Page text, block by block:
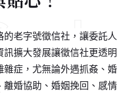
老字號徵信社，讓委託人
擴大發展讓徵信社更透明
症，尤無論外遇抓姦、婚
婚協助、婚姻挽回、感情